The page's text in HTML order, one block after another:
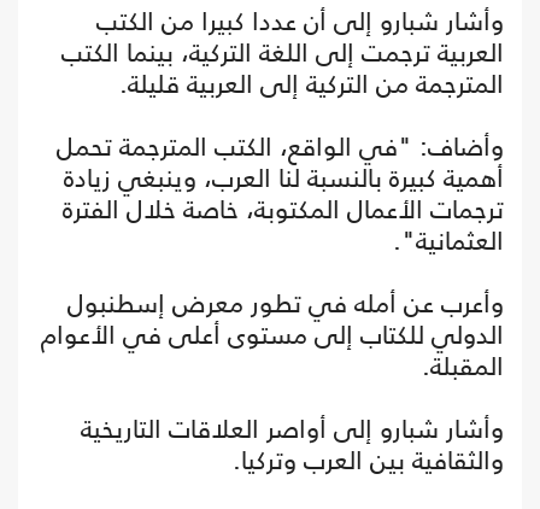
وأشار شبارو إلى أن عددا كبيرا من الكتب
العربية ترجمت إلى اللغة التركية، بينما الكتب
المترجمة من التركية إلى العربية قليلة.
وأضاف: "في الواقع، الكتب المترجمة تحمل
أهمية كبيرة بالنسبة لنا العرب، وينبغي زيادة
ترجمات الأعمال المكتوبة، خاصة خلال الفترة
العثمانية".
وأعرب عن أمله في تطور معرض إسطنبول
الدولي للكتاب إلى مستوى أعلى في الأعوام
المقبلة.
وأشار شبارو إلى أواصر العلاقات التاريخية
والثقافية بين العرب وتركيا.